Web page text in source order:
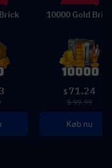
10000 Gold Brick
$ 71.24
$ 99.99
Køb nu